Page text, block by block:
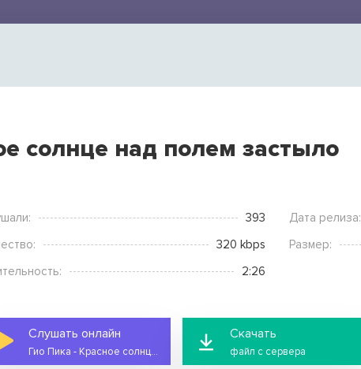
солнце над полем застыло
393 Дата релиза:
320 kbps Размер:
2:26
Слушать онлайн
Гио Пика - Красное солнце над полем застыло
Скачать
файл с сервера